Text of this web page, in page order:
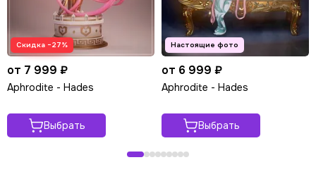
Скидка −27%
от 7 999 ₽
Aphrodite - Hades
Выбрать
от 6 999 ₽
Aphrodite - Hades
Выбрать